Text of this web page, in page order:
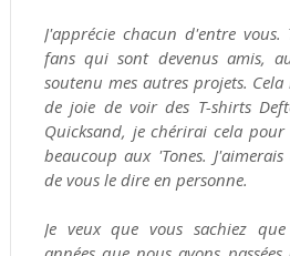
J'apprécie chacun d'entre
fans qui sont devenus amis,
soutenu mes autres projets.
de joie de voir des T-shirts
Quicksand, je chérirai cela
beaucoup aux 'Tones.
de vous le dire en personne.
Je veux que vous sachiez